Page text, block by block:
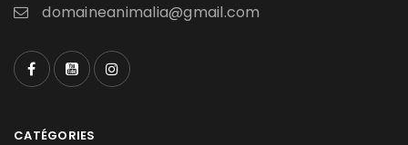
domaineanimalia@gmail.com
CATÉGORIES